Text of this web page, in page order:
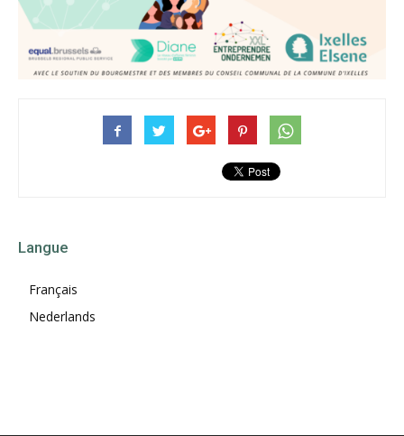
Langue
Français
Nederlands